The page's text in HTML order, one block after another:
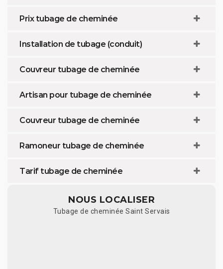
Prix tubage de cheminée
Installation de tubage (conduit)
Couvreur tubage de cheminée
Artisan pour tubage de cheminée
Couvreur tubage de cheminée
Ramoneur tubage de cheminée
Tarif tubage de cheminée
NOUS LOCALISER
Tubage de cheminée Saint Servais